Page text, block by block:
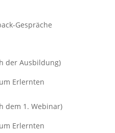
Gespräche
der Ausbildung)
Erlernten
dem 1. Webinar)
Erlernten